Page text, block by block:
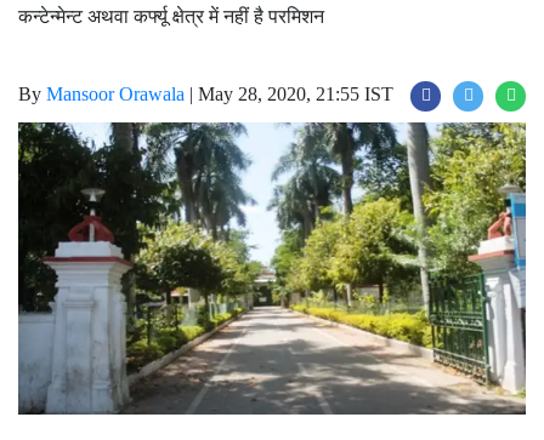
कन्टेन्मेन्ट अथवा कर्फ्यू क्षेत्र में नहीं है परमिशन
By Mansoor Orawala May 28, 2020, 21:55 IST